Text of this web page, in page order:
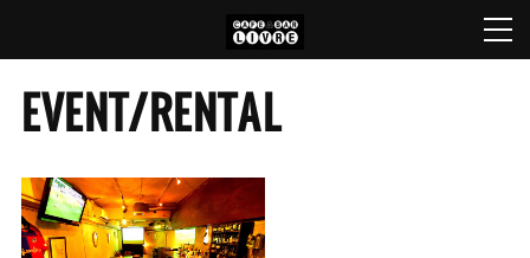
EVENT/RENTAL